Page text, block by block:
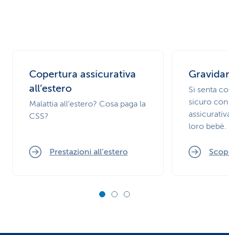
Copertura assicurativa
all’estero
Malattia all’estero? Cosa paga la
CSS?
Prestazioni all’estero
Si senta
sicuro
loro bebè.